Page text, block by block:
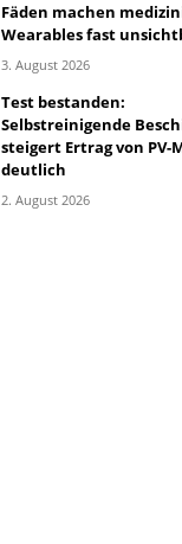
Fäden machen
Wearables fast
3. August 2026
Test bestanden:
Selbstreinigende
steigert Ertrag von PV-
deutlich
2. August 2026